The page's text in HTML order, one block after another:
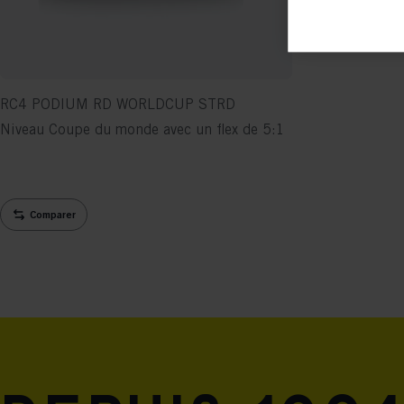
RC4 PODIUM RD WORLDCUP STRD
Niveau Coupe du monde avec un flex de 5:1
Comparer